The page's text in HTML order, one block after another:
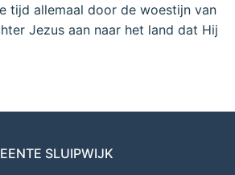
tijd allemaal door de woestijn van
Jezus aan naar het land dat Hij
SLUIPWIJK